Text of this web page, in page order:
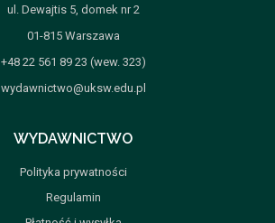
ul. Dewajtis 5, domek nr 2
01-815 Warszawa
+48 22 561 89 23 (wew. 323)
wydawnictwo@uksw.edu.pl
WYDAWNICTWO
Polityka prywatności
Regulamin